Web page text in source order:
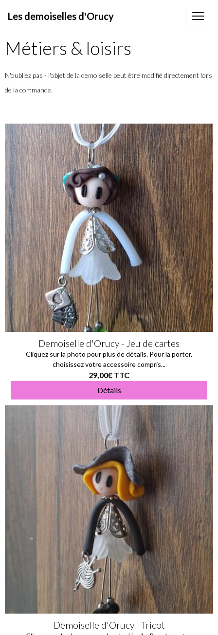
Les demoiselles d'Orucy
Métiers & loisirs
N'oubliez pas - l'objet de la demoiselle peut être modifié directement lors
de la commande.
Demoiselle d'Orucy - Jeu de cartes
Cliquez sur la photo pour plus de détails. Pour la porter,
choisissez votre accessoire compris...
29,00€ TTC
Détails
Demoiselle d'Orucy - Tricot